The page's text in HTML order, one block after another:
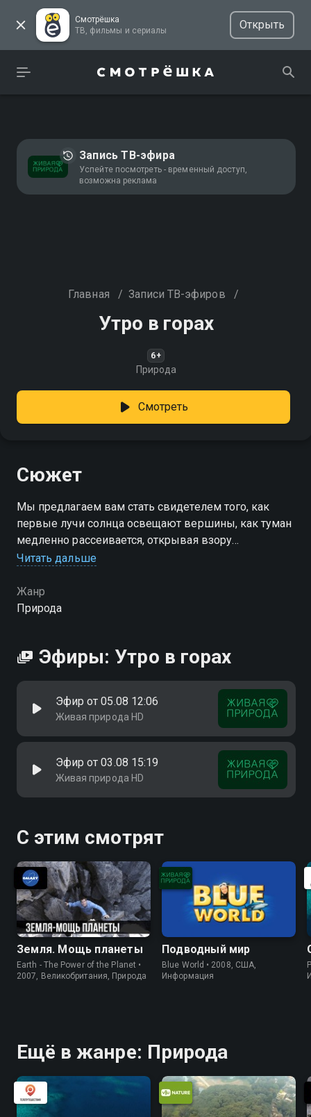
Смотрёшка
ТВ, фильмы и сериалы
Открыть
Запись ТВ-эфира
Успейте посмотреть - временный доступ,
возможна реклама
Главная / Записи ТВ-эфиров /
Утро в горах
6+
Природа
Смотреть
Сюжет
Мы предлагаем вам стать свидетелем того, как
первые лучи солнца освещают вершины, как туман
медленно рассеивается, открывая взору
живописные панорамы
Читать дальше
Жанр
Природа
Эфиры: Утро в горах
Эфир от 05.08 12:06
Живая природа HD
Эфир от 03.08 15:19
Живая природа HD
С этим смотрят
Земля. Мощь планеты
Earth - The Power of the Planet •
2007, Великобритания, Природа
Подводный мир
Blue World • 2008, США,
Информация
Ещё в жанре: Природа